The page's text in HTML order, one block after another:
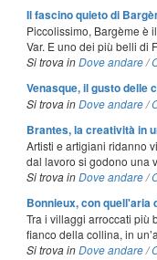
Il fascino quieto di
Piccolissimo, Bargème è
Var. E uno dei più belli di
Si trova in Dove andare /
Venasque, il gusto delle
Si trova in Dove andare /
Brantes, la creatività in
Artisti e artigiani ridanno
dal lavoro si godono una
Si trova in Dove andare /
Bonnieux, con quell'aria
Tra i villaggi arroccati più
fianco della collina, in
Si trova in Dove andare /